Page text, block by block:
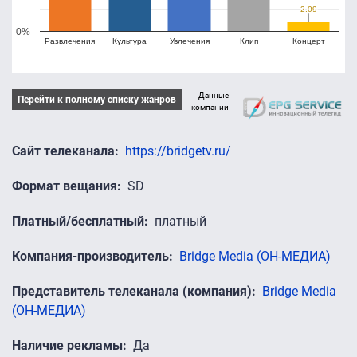
Развлечения Культура Увлечения Клип Концерт
0%
2.09
2.09
Перейти к полному списку жанров
Данные
компании
Сайт телеканала https://bridgetv.ru/
Формат вещания SD
Платный/бесплатный платный
Компания-производитель Bridge Media (ОН-МЕДИА)
Представитель телеканала (компания)
Bridge Media
(ОН-МЕДИА)
Наличие рекламы Да